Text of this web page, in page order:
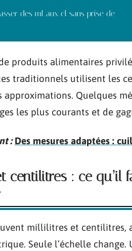
des ml aux cl sans prise de
produits alimentaires
traditionnels utilisent les
Quelques
les plus courants et de
: Des mesures adaptées :
centilitres : ce qu’il
millilitres et centilitres,
Seule l’échelle